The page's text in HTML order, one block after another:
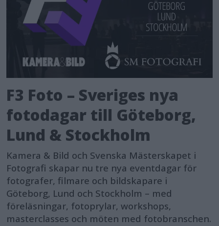
F3 Foto – Sveriges nya
fotodagar till Göteborg,
Lund & Stockholm
Kamera & Bild och Svenska Mästerskapet i
Fotografi skapar nu tre nya eventdagar för
fotografer, filmare och bildskapare i
Göteborg, Lund och Stockholm – med
föreläsningar, fotoprylar, workshops,
masterclasses och möten med fotobranschen.